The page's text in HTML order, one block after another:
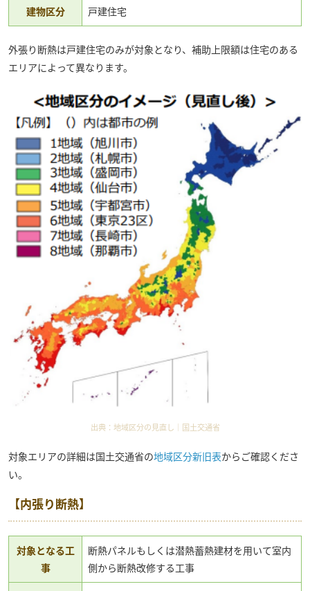
建物区分 戸建住宅
外張り断熱は戸建住宅のみが対象となり、補助上限額は住宅のある
エリアによって異なります。
出典： 地域区分の見直し｜国土交通省
対象エリアの詳細は国土交通省の地域区分新旧表からご確認くださ
い。
【内張り断熱】
対象となる工
事
断熱パネルもしくは潜熱蓄熱建材を用いて室内
側から断熱改修する工事